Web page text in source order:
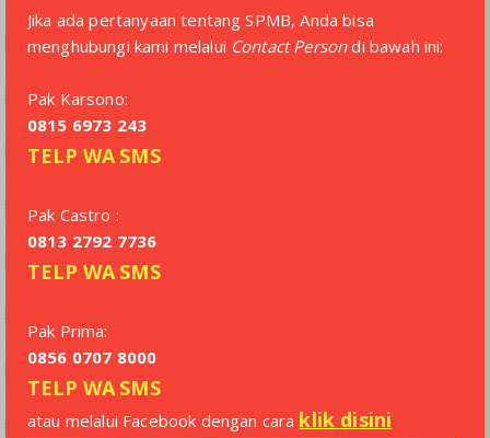
Jika ada pertanyaan tentang SPMB, Anda bisa
menghubungi kami melalui Contact Persondi bawah ini:
Pak Karsono:
0815 6973 243
TELP WA SMS
Pak Castro :
0813 2792 7736
TELP WA SMS
Pak Prima:
0856 0707 8000
TELP WA SMS
atau melalui Facebook dengan cara klik disini